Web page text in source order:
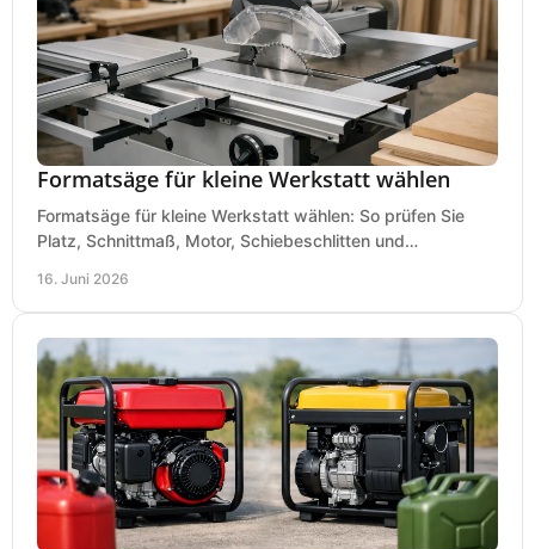
Formatsäge für kleine Werkstatt wählen
Formatsäge für kleine Werkstatt wählen: So prüfen Sie
Platz, Schnittmaß, Motor, Schiebeschlitten und
16. Juni 2026